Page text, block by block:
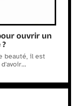
ouvrir un
beauté, il est
…